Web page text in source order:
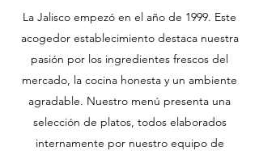
La Jalisco empezó en el año de 1999. Este
acogedor establecimiento destaca nuestra
pasión por los ingredientes frescos del
mercado, la cocina honesta y un ambiente
agradable. Nuestro menú presenta una
selección de platos, todos elaborados
internamente por nuestro equipo de